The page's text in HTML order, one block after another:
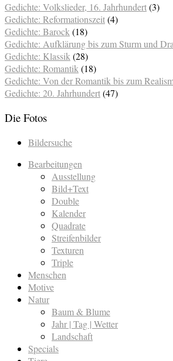
Gedichte: Volkslieder, 16. Jahrhundert(3)
Gedichte: Reformationszeit(4)
Gedichte: Barock (18)
Gedichte: Aufklärung bis zum Sturm und
Gedichte: Klassik (28)
Gedichte: Romantik (18)
Gedichte: Von der Romantik bis zum
Gedichte: 20. Jahrhundert(47)
Die Fotos
Bildersuche
Bearbeitungen
Ausstellung
Bild+Text
Double
Kalender
Quadrate
Streifenbilder
Texturen
Triple
Menschen
Motive
Natur
Baum & Blume
Jahr | Tag | Wetter
Landschaft
Specials